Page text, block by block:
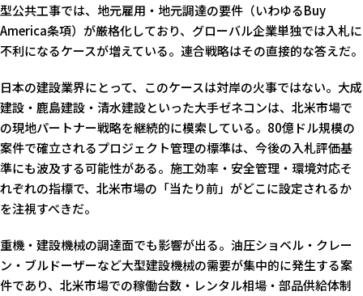
型公共工事では、地元雇用・地元調達の要件（いわゆるBuy
America条項）が厳格化しており、グローバル企業単独では入札に
不利になるケースが増えている。連合戦略はその直接的な答えだ。
日本の建設業界にとって、このケースは対岸の火事ではない。大成
建設・鹿島建設・清水建設といった大手ゼネコンは、北米市場で
の現地パートナー戦略を継続的に模索している。80億ドル規模の
案件で確立されるプロジェクト管理の標準は、今後の入札評価基
準にも波及する可能性がある。施工効率・安全管理・環境対応そ
れぞれの指標で、北米市場の「当たり前」がどこに設定されるか
を注視すべきだ。
重機・建設機械の調達面でも影響が出る。油圧ショベル・クレー
ン・ブルドーザーなど大型建設機械の需要が集中的に発生する案
件であり、北米市場での稼働台数・レンタル相場・部品供給体制